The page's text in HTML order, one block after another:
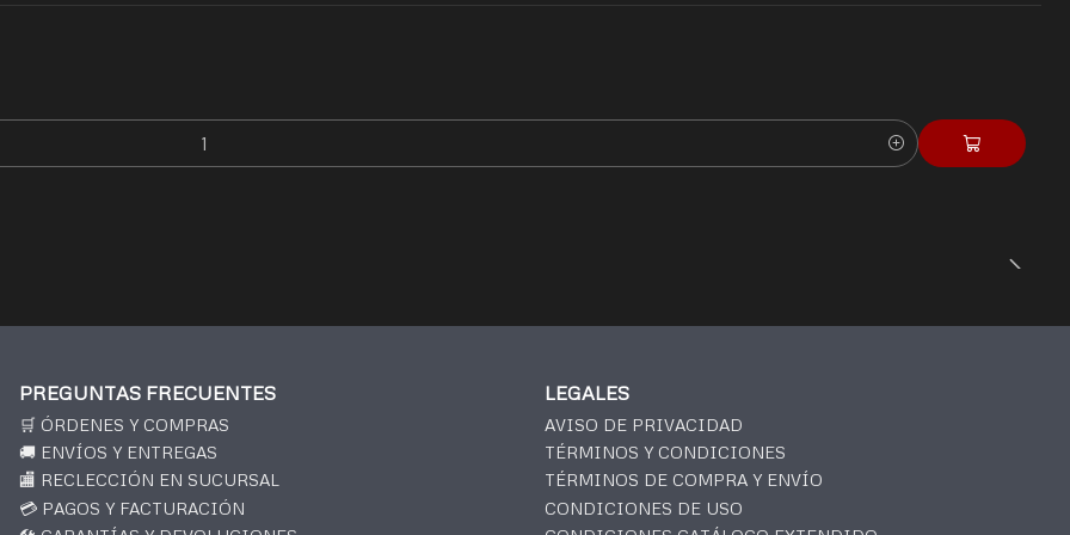
PREGUNTAS FRECUENTES
🛒 ÓRDENES Y COMPRAS
🚚 ENVÍOS Y ENTREGAS
🏬 RECLECCIÓN EN SUCURSAL
💳 PAGOS Y FACTURACIÓN
LEGALES
AVISO DE PRIVACIDAD
TÉRMINOS Y CONDICIONES
TÉRMINOS DE COMPRA Y ENVÍO
CONDICIONES DE USO